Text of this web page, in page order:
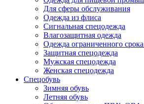
Для сферы обслуживания
Одежда из флиса
Сигнальная спецодежда
Влагозащитная одежда
Одежда ограниченного
Защитная спецодежда
Мужская спецодежда
Женская спецодежда
Спецобувь
Зимняя обувь
Летняя обувь